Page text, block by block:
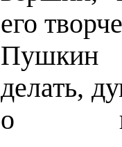
его
Пушкин
делать,
о